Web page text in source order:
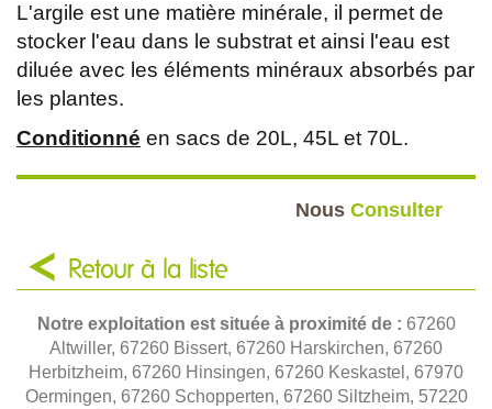
L'argile est une matière minérale, il permet de
stocker l'eau dans le substrat et ainsi l'eau est
diluée avec les éléments minéraux absorbés par
les plantes.
Conditionné en sacs de 20L, 45L et 70L.
Nous Consulter
Retour à la liste
Notre exploitation est située à proximité de : 67260
Altwiller, 67260 Bissert, 67260 Harskirchen, 67260
Herbitzheim, 67260 Hinsingen, 67260 Keskastel, 67970
Oermingen, 67260 Schopperten, 67260 Siltzheim, 57220